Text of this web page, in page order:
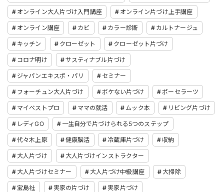
オンライン大人片づけ入門講座 オンライン片づけ上手講座
オンライン講座 カビ カラー診断 カルトナージュ
キッチン クローゼット クローゼット片づけ
コロナ明け サスティナブル片づけ
ジャパンエキスポ・パリ セミナー
フォーチュン大人片づけ ボケない片づけ ポーセラーツ
マイベストプロ ママの就活 ムック本 リビング片づけ
レディGO 一生自分で片づけられる5つのステップ
代々木上原 健康脳活 冷蔵庫片づけ 収納
大人片づけ 大人片づけインストラクター
大人片づけセミナー 大人片づけ中級講座 大掃除
宝島社 実家の片づけ 実家片づけ